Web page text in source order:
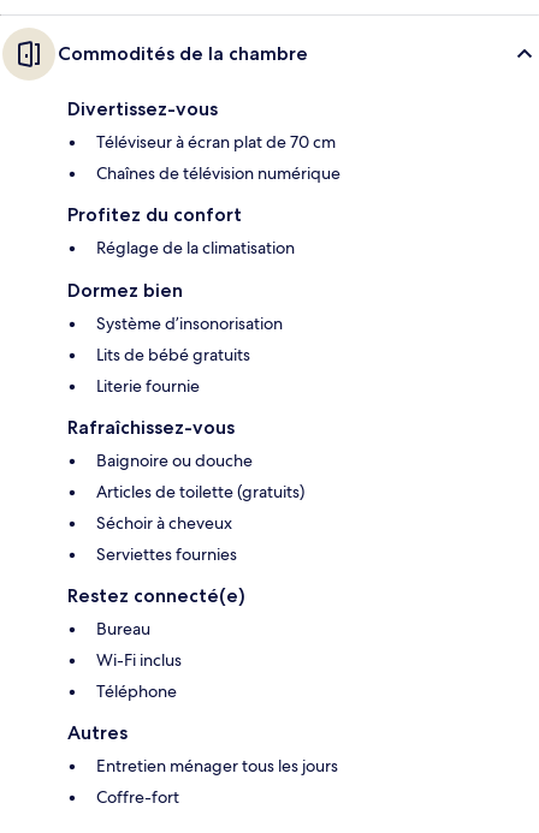
Commodités de la chambre
Divertissez-vous
Téléviseur à écran plat de 70 cm
Chaînes de télévision numérique
Profitez du confort
Réglage de la climatisation
Dormez bien
Système d’insonorisation
Lits de bébé gratuits
Literie fournie
Rafraîchissez-vous
Baignoire ou douche
Articles de toilette (gratuits)
Séchoir à cheveux
Serviettes fournies
Restez connecté(e)
Bureau
Wi-Fi inclus
Téléphone
Autres
Entretien ménager tous les jours
Coffre-fort